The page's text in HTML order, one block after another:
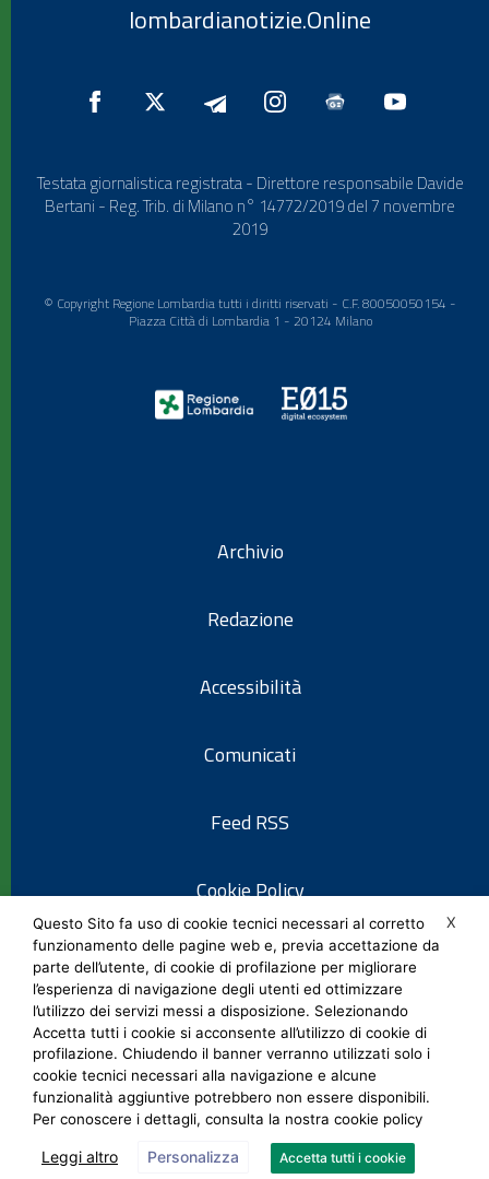
lombardianotizie.Online
Testata giornalistica registrata - Direttore responsabile Davide
Bertani - Reg. Trib. di Milano n° 14772/2019 del 7 novembre
2019
© Copyright Regione Lombardia tutti i diritti riservati - C.F. 80050050154 -
Piazza Città di Lombardia 1 - 20124 Milano
Archivio
Redazione
Accessibilità
Comunicati
Feed RSS
Cookie Policy
Informativa privacy
Note legali
Social Media Policy
X
Questo Sito fa uso di cookie tecnici necessari al corretto
funzionamento delle pagine web e, previa accettazione da
parte dell’utente, di cookie di profilazione per migliorare
l’esperienza di navigazione degli utenti ed ottimizzare
l’utilizzo dei servizi messi a disposizione. Selezionando
Accetta tutti i cookie si acconsente all’utilizzo di cookie di
profilazione. Chiudendo il banner verranno utilizzati solo i
cookie tecnici necessari alla navigazione e alcune
funzionalità aggiuntive potrebbero non essere disponibili.
Per conoscere i dettagli, consulta la nostra cookie policy
Leggi altro Personalizza Accetta tutti i cookie